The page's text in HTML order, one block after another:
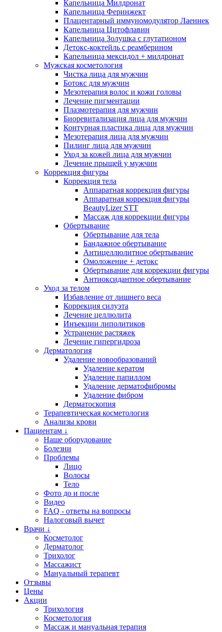
Капельница Милдронат
Капельница Феринжект
Плацентарный иммуномодулятор Лаеннек
Капельница Цитофлавин
Капельница Золушка с глутатионом
Детокс-коктейль с реамберином
Капельница мексидол + милдронат
Мужская косметология
Чистка лица для мужчин
Ботокс для мужчин
Мезотерапия волос и кожи головы
Лечение пигментации
Плазмотерапия для мужчин
Биоревитализация лица для мужчин
Контурная пластика лица для мужчин
Мезотерапия лица для мужчин
Пилинг лица для мужчин
Уход за кожей лица для мужчин
Лечение прыщей у мужчин
Коррекция фигуры
Коррекция тела
Аппаратная коррекция фигуры
Аппаратная коррекция фигуры
BeautyLizer STT
Массаж для коррекции фигуры
Обертывание
Обертывание для тела
Бандажное обертывание
Антицеллюлитное обертывание
Омоложение + детокс
Обертывание для коррекции фигуры
Антиоксидантное обертывание
Уход за телом
Избавление от лишнего веса
Коррекция силуэта
Лечение целлюлита
Инъекции липолитиков
Устранение растяжек
Лечение гипергидроза
Дерматология
Удаление новообразований
Удаление кератом
Удаление папиллом
Удаление дерматофибромы
Удаление фибром
Дерматоскопия
Терапевтическая косметология
Анализы крови
Пациентам ↓
Наше оборудование
Болезни
Проблемы
Лицо
Волосы
Тело
Фото до и после
Видео
FAQ - ответы на вопросы
Налоговый вычет
Врачи ↓
Косметолог
Дерматолог
Трихолог
Массажист
Мануальный терапевт
Отзывы
Цены
Акции
Трихология
Косметология
Массаж и мануальная терапия